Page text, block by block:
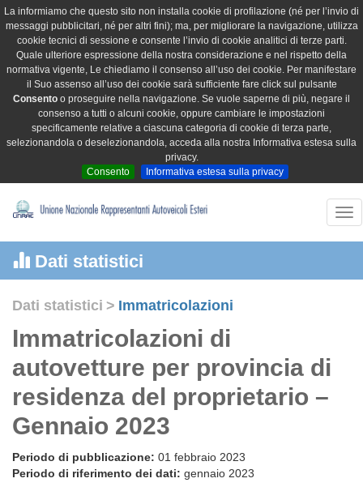
La informiamo che questo sito non installa cookie di profilazione (né per l’invio di
messaggi pubblicitari, né per altri fini); ma, per migliorare la navigazione, utilizza
cookie tecnici di sessione e consente l’invio di cookie analitici di terze parti.
Quale ulteriore espressione della nostra considerazione e nel rispetto della
normativa vigente, Le chiediamo il consenso all’uso dei cookie. Per manifestare
il Suo assenso all’uso dei cookie sarà sufficiente fare click sul pulsante
Consento o proseguire nella navigazione. Se vuole saperne di più, negare il
consenso a tutti o alcuni cookie, oppure cambiare le impostazioni
specificamente relative a ciascuna categoria di cookie di terza parte,
selezionandola o deselezionandola, acceda alla nostra Informativa estesa sulla
privacy.
Consento
Informativa estesa sulla privacy
Dati statistici
Dati statistici > Immatricolazioni
Immatricolazioni di
autovetture per provincia di
residenza del proprietario –
Gennaio 2023
Periodo di pubblicazione: 01 febbraio 2023
Periodo di riferimento dei dati: gennaio 2023